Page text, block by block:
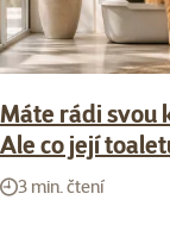
Máte rádi svou
Ale co její
3 min. čtení